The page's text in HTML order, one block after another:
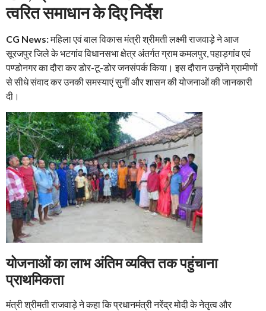
त्वरित समाधान के दिए निर्देश
CG News:महिला एवं बाल विकास मंत्री श्रीमती लक्ष्मी राजवाड़े ने आज
सूरजपुर जिले के भटगांव विधानसभा क्षेत्र अंतर्गत ग्राम कमलपुर, पहाड़गांव एवं
पण्डोनगर का दौरा कर डोर-टू-डोर जनसंपर्क किया। इस दौरान उन्होंने ग्रामीणों
से सीधे संवाद कर उनकी समस्याएं सुनीं और शासन की योजनाओं की जानकारी
दी।
योजनाओं का लाभ अंतिम व्यक्ति तक पहुंचाना
प्राथमिकता
मंत्री श्रीमती राजवाड़े ने कहा कि प्रधानमंत्री नरेंद्र मोदी के नेतृत्व और